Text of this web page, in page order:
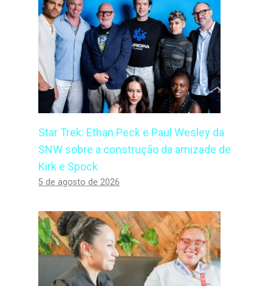
Star Trek: Ethan Peck e Paul Wesley da
SNW sobre a construção da amizade de
Kirk e Spock
5 de agosto de 2026